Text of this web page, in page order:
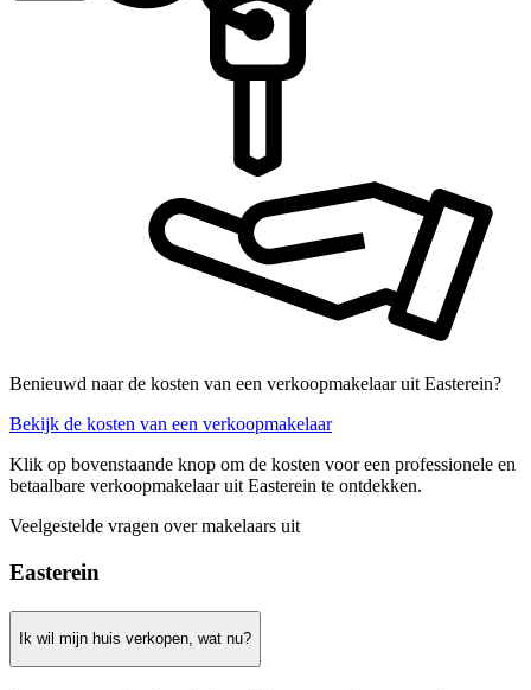
Benieuwd naar de kosten van een verkoopmakelaar uit Easterein?
Bekijk de kosten van een verkoopmakelaar
Klik op bovenstaande knop om de kosten voor een professionele en
betaalbare verkoopmakelaar uit Easterein te ontdekken.
Veelgestelde vragen over makelaars uit
Easterein
Ik wil mijn huis verkopen, wat nu?